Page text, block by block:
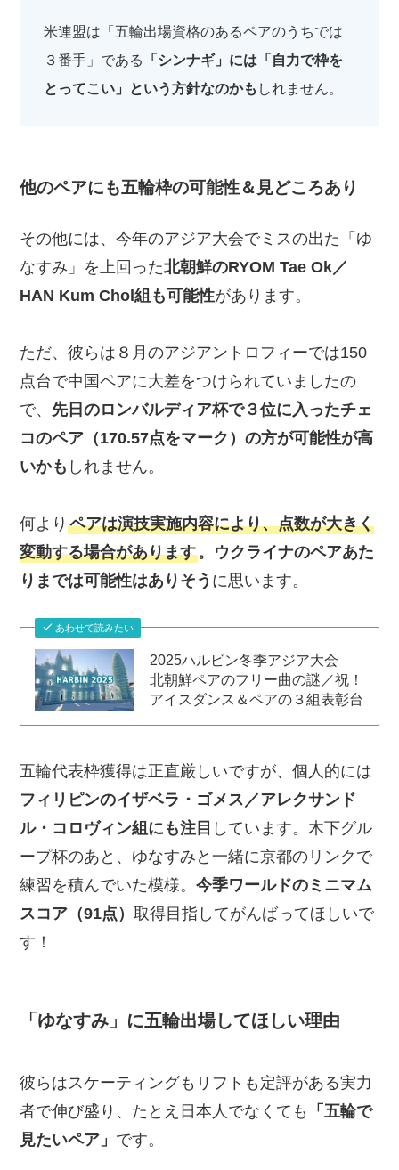
米連盟は「五輪出場資格のあるペアのうちでは
３番手」である
「シンナギ」には「自力で枠を
とってこい」という方針なのかも しれません。
他のペアにも五輪枠の可能性＆見どころあり
その他には、今年のアジア大会でミスの出た「ゆ
なすみ」を上回った北朝鮮のRYOM Tae Ok／
HAN Kum Chol組も可能性があります。
ただ、彼らは８月のアジアントロフィーでは150
点台で中国ペアに大差をつけられていましたの
で、 先日のロンバルディア杯で３位に入ったチェ
コのペア（170.57点をマーク）の方が可能性が高
いかも しれません。
何よりペアは演技実施内容により、点数が大きく
変動する場合があります。ウクライナのペアあた
りまでは可能性はありそう に思います。
あわせて読みたい
2025ハルビン冬季アジア大会
北朝鮮ペアのフリー曲の謎／祝！
アイスダンス＆ペアの３組表彰台
五輪代表枠獲得は正直厳しいですが、個人的には
フィリピンのイザベラ・ゴメス／アレクサンド
ル・コロヴィン組にも注目 しています。木下グル
ープ杯のあと、ゆなすみと一緒に京都のリンクで
練習を積んでいた模様。今季ワールドのミニマム
スコア（91点）取得目指してがんばってほしいで
す！
「ゆなすみ」に五輪出場してほしい理由
彼らはスケーティングもリフトも定評がある実力
者で伸び盛り、たとえ日本人でなくても
「五輪で
見たいペア」 です。